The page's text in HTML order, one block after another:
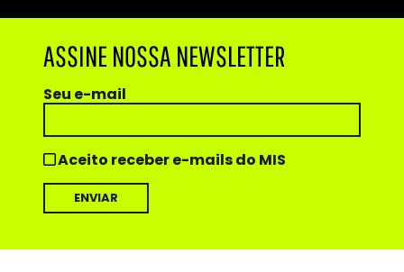
ASSINE NOSSA NEWSLETTER
Seu e-mail
Aceito receber e-mails do MIS